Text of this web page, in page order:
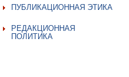
ПУБЛИКАЦИОННАЯ ЭТИКА
РЕДАКЦИОННАЯ
ПОЛИТИКА